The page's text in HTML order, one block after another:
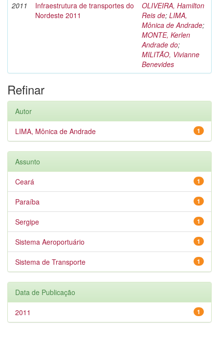
2011
Infraestrutura de transportes do
Nordeste 2011
OLIVEIRA, Hamilton
Reis de; LIMA,
Mônica de Andrade;
MONTE, Kerlen
Andrade do;
MILITÃO, Vivianne
Benevides
Refinar
Autor
1
LIMA, Mônica de Andrade
Assunto
1
Ceará
1
Paraíba
1
Sergipe
1
Sistema Aeroportuário
1
Sistema de Transporte
Data de Publicação
1
2011